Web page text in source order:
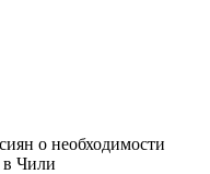
о необходимости
в Чили